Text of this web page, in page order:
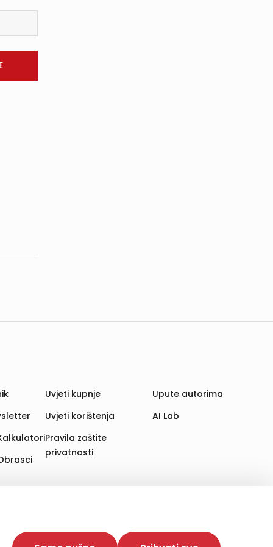
web stranica i uređaja u tu svrhu. Naši partneri
Uvjeti kupnje
Uvjeti korištenja
Pravila zaštite
privatnosti
Upute autorima
AI Lab